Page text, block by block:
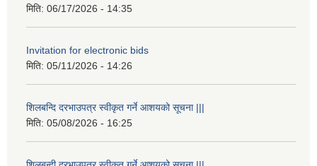
मिति: 06/17/2026 - 14:35
Invitation for electronic bids
मिति: 05/11/2026 - 14:26
शिलबन्दि दरभाउपत्र स्वीकृत गर्ने आशयको सूचना |||
मिति: 05/08/2026 - 16:25